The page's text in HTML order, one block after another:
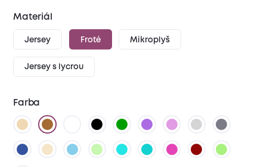
Materiál
Jersey Froté Mikroplyš
Jersey s lycrou
Farba